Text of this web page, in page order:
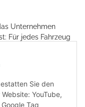
Unternehmen
Für jedes Fahrzeug
individuell.
kamen
hinzu.
produziert und
gefertigt.
Sie den
YouTube,
Tag